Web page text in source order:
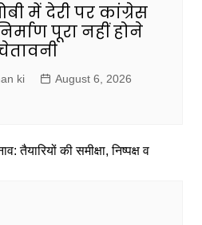
में देरी पर कांग्रेस
पूरा नहीं होने
ki
August 6, 2026